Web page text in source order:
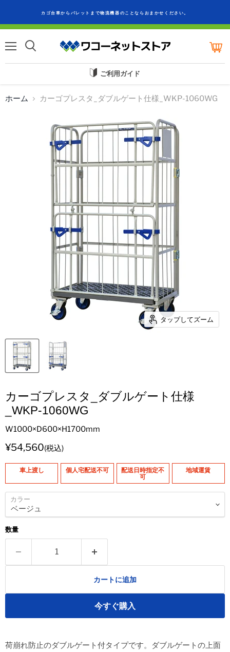
カゴ台車からパレットまで物流機器のことならおまかせください。
ニ
ご利用ガイド
カ
ー
を
ホーム カーゴプレスタ_ダブルゲート仕様_WKP-1060WG
タップしてズーム
カーゴプレスタ_ダブルゲート仕様
_WKP-1060WG
W1000×D600×H1700mm
現在の価格
¥54,560(税込)
車上渡し 個人宅配送不可
配送日時指定不
可
地域運賃
カラー
数量
カートに追加
今すぐ購入
荷崩れ防止のダブルゲート付タイプです。ダブルゲートの上面